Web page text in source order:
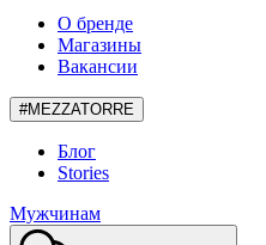
О бренде
Магазины
Вакансии
#MEZZATORRE
Блог
Stories
Мужчинам